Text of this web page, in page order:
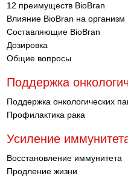
12 преимуществ BioBran
Влияние BioBran на организм
Составляющие BioBran
Дозировка
Общие вопросы
Поддержка
Поддержка онкологических
Профилактика рака
Усиление
Восстановление иммунитета
Продление жизни